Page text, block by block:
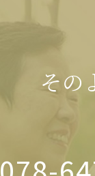
その